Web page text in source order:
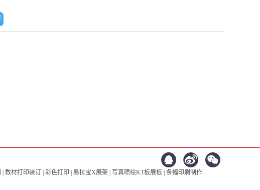
教材打印装订 | 彩色打印 | 易拉宝X展架 | 写真喷绘KT板展板 | 条幅印刷制作